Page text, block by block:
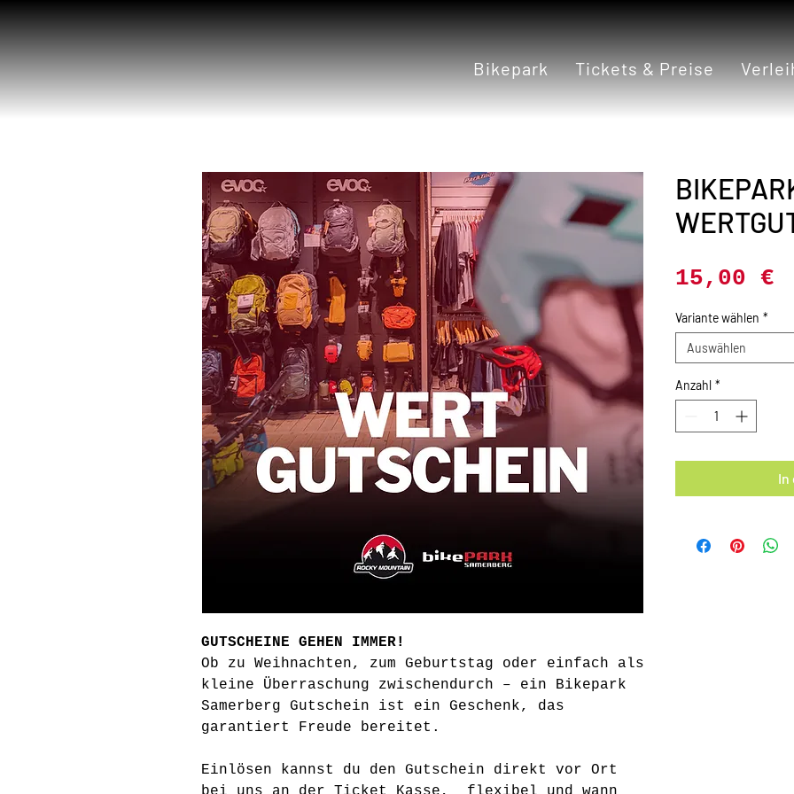
Bikepark Tickets & Preise
GUTSCHEINE GEHEN IMMER!
Ob zu Weihnachten, zum Geburtstag oder einfach als
kleine Überraschung zwischendurch – ein Bikepark
Samerberg Gutschein ist ein Geschenk, das
garantiert Freude bereitet.
Einlösen kannst du den Gutschein direkt vor Ort
15,00 €
Variante wählen *
Auswählen
Anzahl *
In